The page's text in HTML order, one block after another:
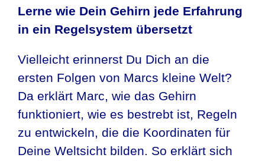
Lerne wie Dein Gehirn jede Erfahrung
in ein Regelsystem übersetzt
Vielleicht erinnerst Du Dich an die
ersten Folgen von Marcs kleine Welt?
Da erklärt Marc, wie das Gehirn
funktioniert, wie es bestrebt ist, Regeln
zu entwickeln, die die Koordinaten für
Deine Weltsicht bilden. So erklärt sich